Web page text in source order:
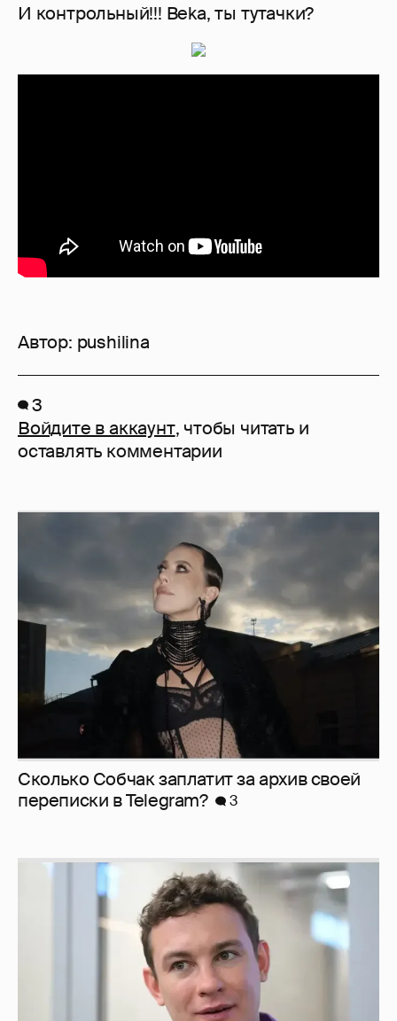
И контрольный!!! Beka, ты тутачки?
Автор: pushilina
3
Войдите в аккаунт, чтобы читать и
оставлять комментарии
Сколько Собчак заплатит за архив своей
перeписки в Telegram?
3